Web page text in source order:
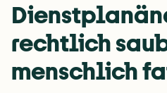
rechtlich
menschlich